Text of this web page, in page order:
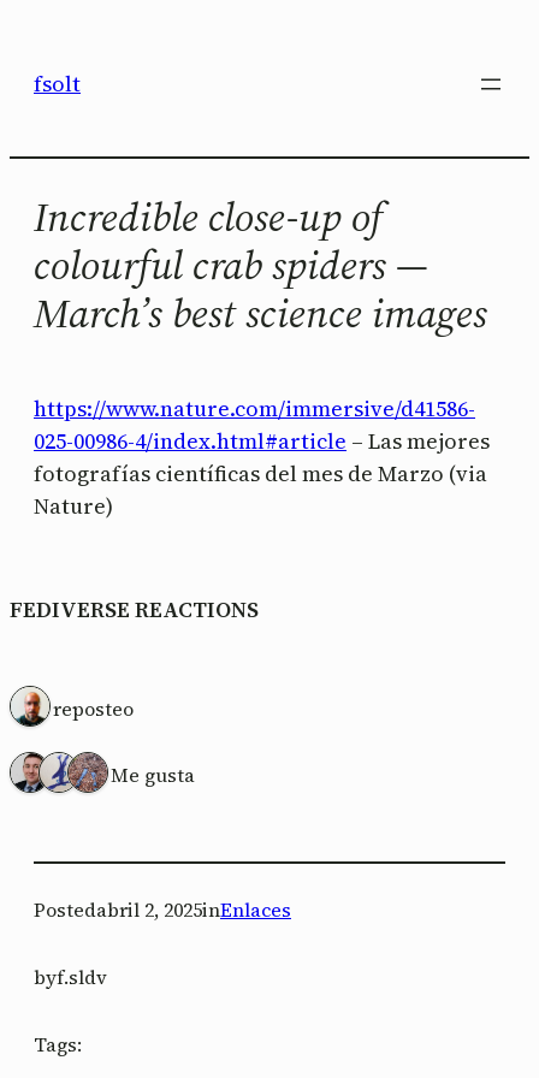
contenido
fsolt
Incredible close-up of
colourful crab spiders —
March’s best science images
https://www.nature.com/immersive/d41586-
025-00986-4/index.html#article – Las mejores
fotografías científicas del mes de Marzo (via
Nature)
FEDIVERSE REACTIONS
1 reposteo
3 Me gusta
Postedabril 2, 2025inEnlaces
byf.sldv
Tags: